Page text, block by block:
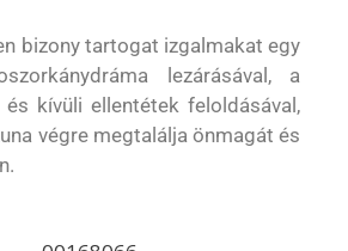
bizony tartogat izgalmakat egy
lezárásával, a
kívüli ellentétek feloldásával,
végre megtalálja önmagát és